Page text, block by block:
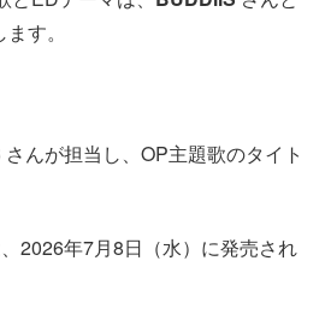
す。
さんが担当し、OP主題歌のタイト
2026年7月8日（水）に発売され